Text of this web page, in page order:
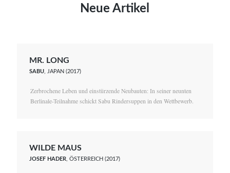
Neue Artikel
MR. LONG
SABU , JAPAN (2017)
Zerbrochene Leben und einstürzende Neubauten: In seiner neunten
Berlinale-Teilnahme schickt Sabu Rindersuppen in den Wettbewerb.
WILDE MAUS
JOSEF HADER, ÖSTERREICH (2017)